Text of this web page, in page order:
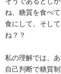
ね、糖質を食べ
食にして、そし
ね？？
私の理解では、
自己判断で糖質